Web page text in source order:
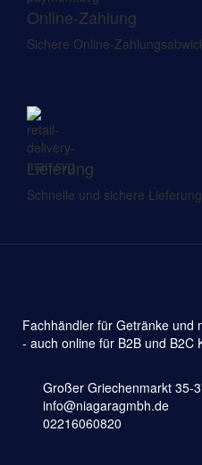
Online-Zahlung
Sichere Online-
Lieferung
Schnelle und sichere
Fachhändler für Getränke und
- auch online für B2B und B2C
Großer Griechenmarkt 35-
info@niagaragmbh.de
02216060820